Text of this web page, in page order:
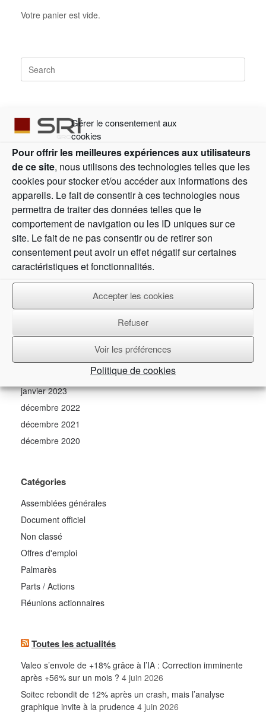
Gérer le consentement aux
cookies
Pour offrir les meilleures expériences aux utilisateurs
de ce site, nous utilisons des technologies telles que les
cookies pour stocker et/ou accéder aux informations des
appareils. Le fait de consentir à ces technologies nous
permettra de traiter des données telles que le
comportement de navigation ou les ID uniques sur ce
site. Le fait de ne pas consentir ou de retirer son
consentement peut avoir un effet négatif sur certaines
caractéristiques et fonctionnalités.
Accepter les cookies
Refuser
Voir les préférences
Politique de cookies
Votre panier est vide.
Assemblée générale 2025
Réunion d’actionnaires 2025
(pas de titre)
Offres d’emploi SRI
Statuts
Commentaires récents
Jean-Pierre VIDAL dans Corporate Network
avril 2024
janvier 2023
décembre 2022
décembre 2021
décembre 2020
Catégories
Assemblées générales
Document officiel
Non classé
Offres d'emploi
Palmarès
Parts / Actions
Réunions actionnaires
Toutes les actualités
Valeo s’envole de +18% grâce à l’IA : Correction imminente
après +56% sur un mois ? 4 juin 2026
Soitec rebondit de 12% après un crash, mais l’analyse
graphique invite à la prudence 4 juin 2026